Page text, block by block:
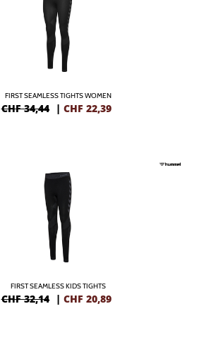
FIRST SEAMLESS TIGHTS WOMEN
CHF 34,44 | CHF 22,39
FIRST SEAMLESS KIDS TIGHTS
CHF 32,14 | CHF 20,89